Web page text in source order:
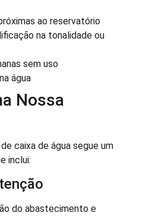
ao reservatório
na tonalidade ou
sem uso
água
Nossa
caixa de água segue um
inclui:
do abastecimento e